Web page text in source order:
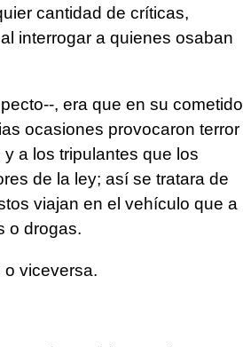
cantidad de críticas,
interrogar a quienes osaban
, era que en su cometido
ocasiones provocaron terror
a los tripulantes que los
de la ley; así se tratara de
viajan en el vehículo que a
o drogas.
viceversa.